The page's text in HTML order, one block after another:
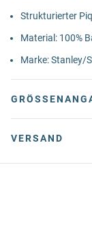
Strukturierter
Material: 100%
Marke: Stanley/
VERSAND